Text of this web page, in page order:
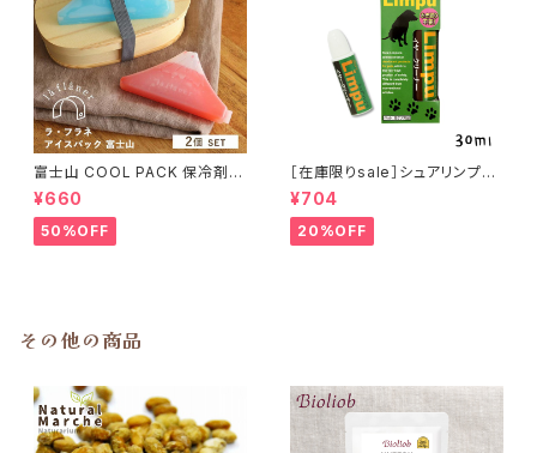
富士山 COOL PACK 保冷剤 2
個セット ひんやり雑貨 アイスパ
ックla flaner ラフラネ
¥660
50%OFF
［在庫限りsale］シュアリンプウ
イヤークリーナー 30ml
¥704
20%OFF
その他の商品